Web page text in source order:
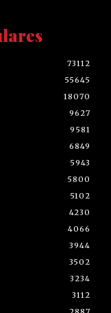
73112
55645
18070
9627
9581
6849
5943
5800
5102
4230
4066
3944
3502
3234
3112